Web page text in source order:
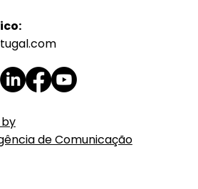
de Comunicação